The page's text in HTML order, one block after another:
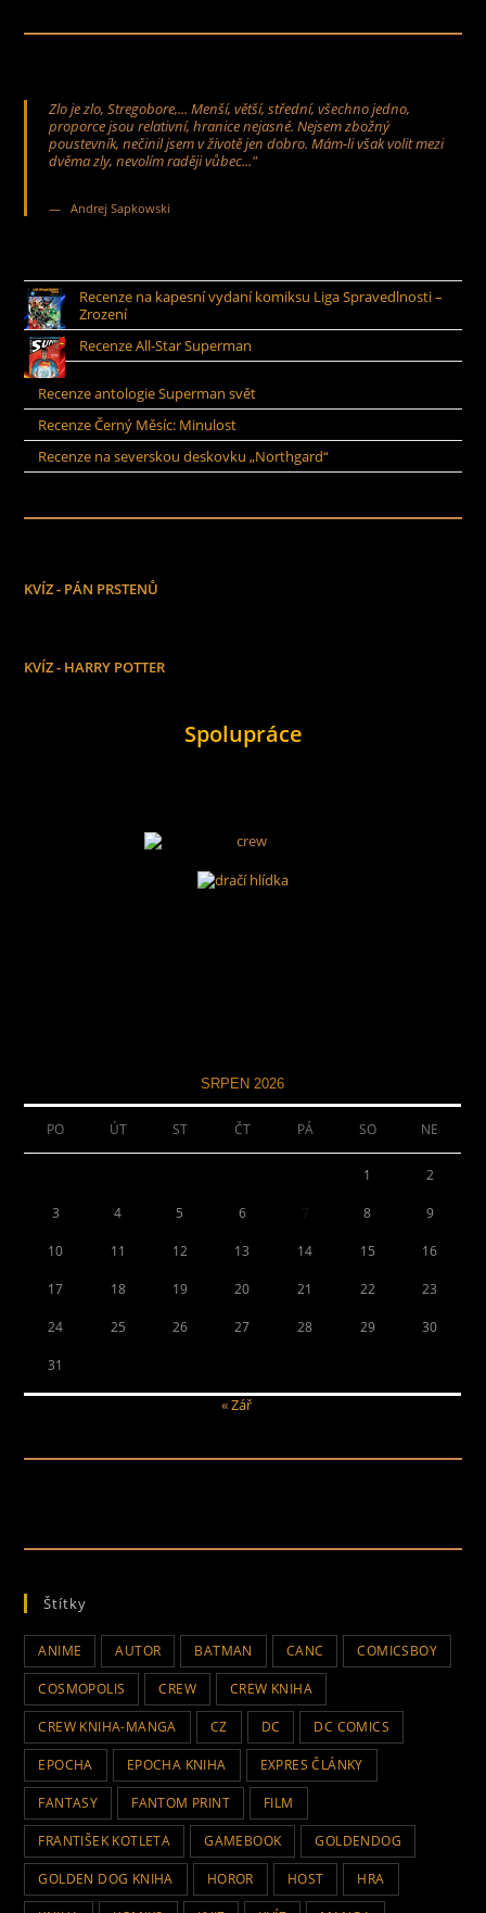
Zlo je zlo, Stregobore,... Menší, větší, střední, všechno jedno,
proporce jsou relativní, hranice nejasné. Nejsem zbožný
poustevník, nečinil jsem v životě jen dobro. Mám-li však volit mezi
dvěma zly, nevolím raději vůbec..."
Andrej Sapkowski
Recenze na kapesní vydaní komiksu Liga Spravedlnosti –
Zrození
Recenze All-Star Superman
Recenze antologie Superman svět
Recenze Černý Měsíc: Minulost
Recenze na severskou deskovku „Northgard“
KVÍZ - PÁN PRSTENŮ
KVÍZ - HARRY POTTER
Spolupráce
SRPEN 2026
PO ÚT ST ČT PÁ SO NE
1 2
3 4 5 6 8 9
10 11 12 13 14 15 16
17 18 19 20 21 22 23
24 25 26 27 28 29 30
31
« Zář
Štítky
ANIME AUTOR BATMAN CANC COMICSBOY
COSMOPOLIS CREW CREW KNIHA
CREW KNIHA-MANGA CZ DC DC COMICS
EPOCHA EPOCHA KNIHA EXPRES ČLÁNKY
FANTASY FANTOM PRINT FILM
FRANTIŠEK KOTLETA GAMEBOOK GOLDENDOG
GOLDEN DOG KNIHA HOROR HOST HRA